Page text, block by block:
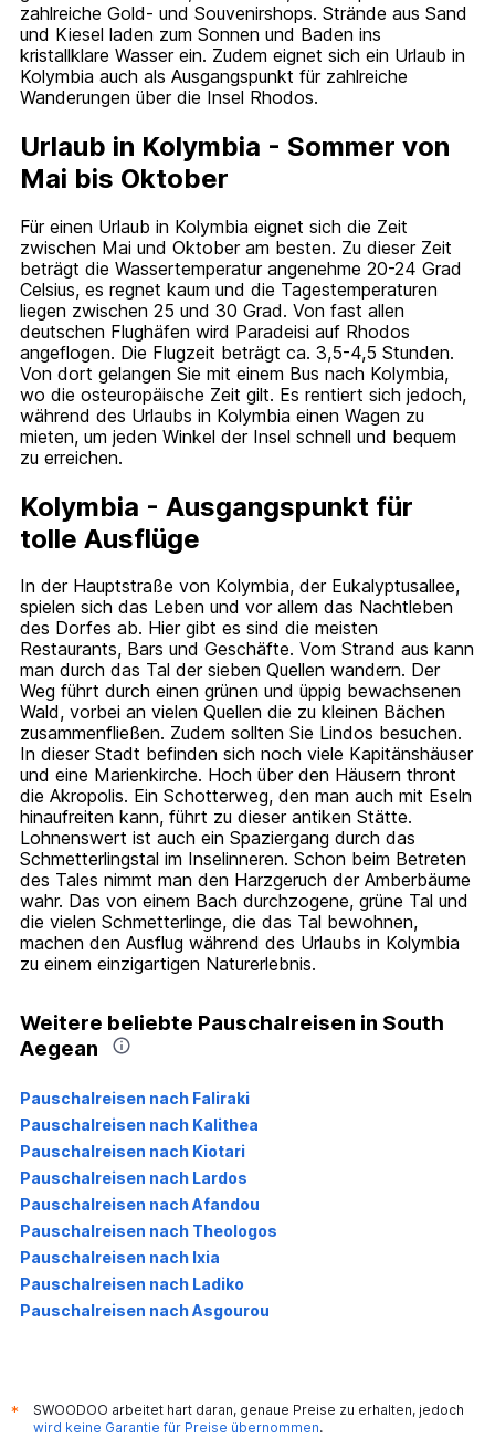
zahlreiche Gold- und Souvenirshops. Strände aus Sand
und Kiesel laden zum Sonnen und Baden ins
kristallklare Wasser ein. Zudem eignet sich ein Urlaub in
Kolymbia auch als Ausgangspunkt für zahlreiche
Wanderungen über die Insel Rhodos.
Urlaub in Kolymbia - Sommer von
Mai bis Oktober
Für einen Urlaub in Kolymbia eignet sich die Zeit
zwischen Mai und Oktober am besten. Zu dieser Zeit
beträgt die Wassertemperatur angenehme 20-24 Grad
Celsius, es regnet kaum und die Tagestemperaturen
liegen zwischen 25 und 30 Grad. Von fast allen
deutschen Flughäfen wird Paradeisi auf Rhodos
angeflogen. Die Flugzeit beträgt ca. 3,5-4,5 Stunden.
Von dort gelangen Sie mit einem Bus nach Kolymbia,
wo die osteuropäische Zeit gilt. Es rentiert sich jedoch,
während des Urlaubs in Kolymbia einen Wagen zu
mieten, um jeden Winkel der Insel schnell und bequem
zu erreichen.
Kolymbia - Ausgangspunkt für
tolle Ausflüge
In der Hauptstraße von Kolymbia, der Eukalyptusallee,
spielen sich das Leben und vor allem das Nachtleben
des Dorfes ab. Hier gibt es sind die meisten
Restaurants, Bars und Geschäfte. Vom Strand aus kann
man durch das Tal der sieben Quellen wandern. Der
Weg führt durch einen grünen und üppig bewachsenen
Wald, vorbei an vielen Quellen die zu kleinen Bächen
zusammenfließen. Zudem sollten Sie Lindos besuchen.
In dieser Stadt befinden sich noch viele Kapitänshäuser
und eine Marienkirche. Hoch über den Häusern thront
die Akropolis. Ein Schotterweg, den man auch mit Eseln
hinaufreiten kann, führt zu dieser antiken Stätte.
Lohnenswert ist auch ein Spaziergang durch das
Schmetterlingstal im Inselinneren. Schon beim Betreten
des Tales nimmt man den Harzgeruch der Amberbäume
wahr. Das von einem Bach durchzogene, grüne Tal und
die vielen Schmetterlinge, die das Tal bewohnen,
machen den Ausflug während des Urlaubs in Kolymbia
zu einem einzigartigen Naturerlebnis.
Weitere beliebte Pauschalreisen in South
Aegean
Pauschalreisen nach Faliraki
Pauschalreisen nach Kalithea
Pauschalreisen nach Kiotari
Pauschalreisen nach Lardos
Pauschalreisen nach Afandou
Pauschalreisen nach Theologos
Pauschalreisen nach Ixia
Pauschalreisen nach Ladiko
Pauschalreisen nach Asgourou
*
SWOODOO arbeitet hart daran, genaue Preise zu erhalten, jedoch
wird keine Garantie für Preise übernommen.